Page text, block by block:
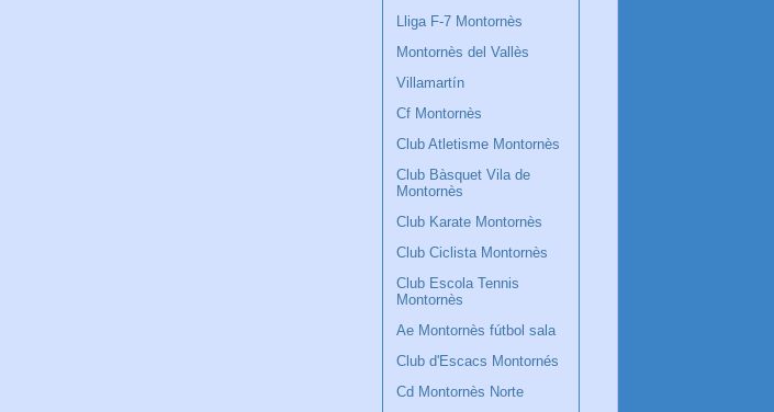
Lliga F-7 Montornès
Montornès del Vallès
Villamartín
Cf Montornès
Club Atletisme Montornès
Club Bàsquet Vila de
Montornès
Club Karate Montornès
Club Ciclista Montornès
Club Escola Tennis
Montornès
Ae Montornès fútbol sala
Club d'Escacs Montornés
Cd Montornès Norte